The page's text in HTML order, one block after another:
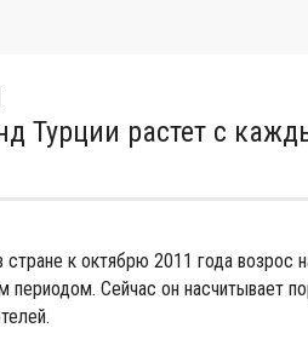
Турции растет с
к октябрю 2011 года возрос
периодом. Сейчас он насчитывает